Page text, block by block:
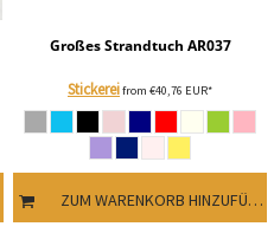
Großes Strandtuch AR037
Stickereifrom €40,76 EUR*
ZUM WARENKORB HINZUFÜGEN